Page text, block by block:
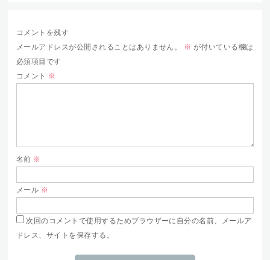
コメントを残す
メールアドレスが公開されることはありません。
※ が付いている欄は
必須項目です
コメント ※
名前 ※
メール ※
次回のコメントで使用するためブラウザーに自分の名前、メールア
ドレス、サイトを保存する。